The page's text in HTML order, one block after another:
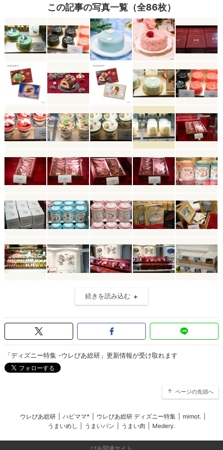
この記事の写真一覧（全86枚）
続きを読み込む
「ディズニー特集 -ウレぴあ総研」更新情報が受け取れます
ページの先頭へ
ウレぴあ総研 ハピママ* ウレぴあ総研 ディズニー特集 mimot.
うまいめし
うまいパン うまい肉 Medery.
ぴあ関連サイト